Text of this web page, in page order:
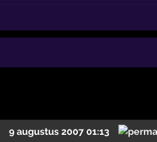
9 augustus 2007 01:13